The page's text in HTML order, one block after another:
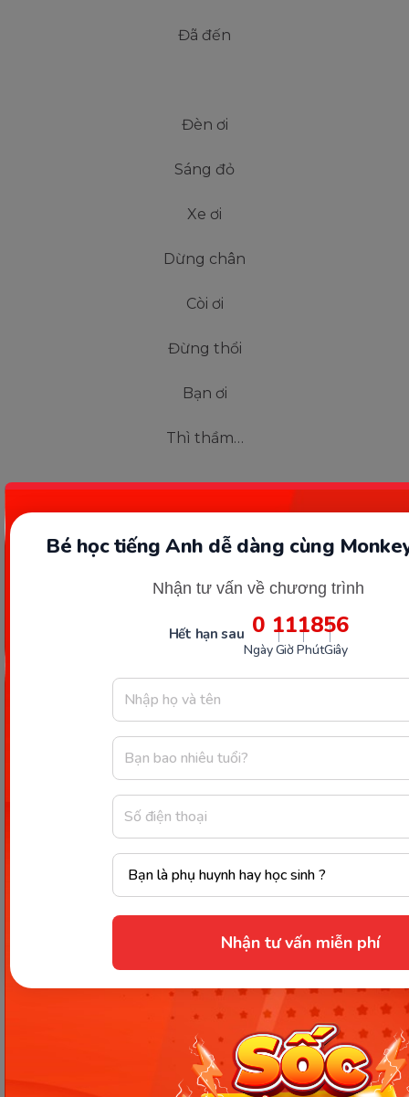
Bé học tiếng Anh dễ dàng cùng
Nhận tư vấn về chương trình
Hết hạn sau 0
Ngày
11
Giờ
18
Phút
54
Giây
Nhận tư vấn miễn phí
Đã đến
Đèn ơi
Sáng đỏ
Xe ơi
Dừng chân
Còi ơi
Đừng thổi
Bạn ơi
Thì thầm…
Ai mà
Ầm ĩ
Ve buồn
Lặng thinh
Úp mặt
Ướt đầm
Bình minh..
Bài thơ Ông rác